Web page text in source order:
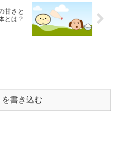
甘さと
とは？
を書き込む